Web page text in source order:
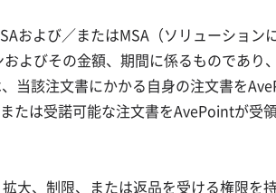
および／またはMSA（ソリューショ
よびその金額、期間に係るものであ
当該注文書にかかる自身の注文書を
たは受諾可能な注文書をAvePointが
大、制限、または返品を受ける権限